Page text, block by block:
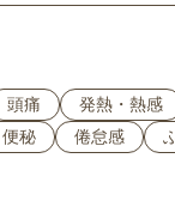
頭痛 発熱・熱感
便秘 倦怠感